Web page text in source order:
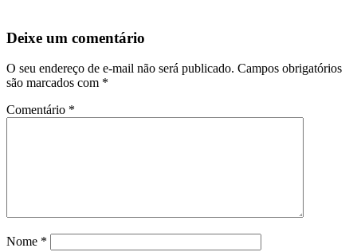
Deixe um comentário
O seu endereço de e-mail não será publicado. Campos obrigatórios
são marcados com *
Comentário *
Nome *